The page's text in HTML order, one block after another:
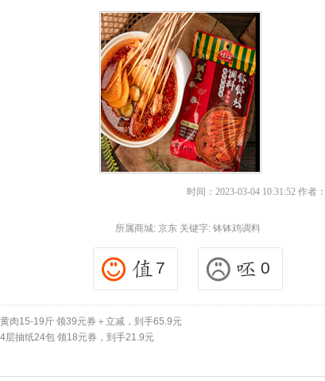
时间：2023-03-04 10:31:52 作者
所属商城: 京东关键字: 钵钵鸡调料
7 0
肉15-19斤 领39元券＋立减，到手65.9元
层抽纸24包 领18元券，到手21.9元
淘宝优惠券+淘宝返利